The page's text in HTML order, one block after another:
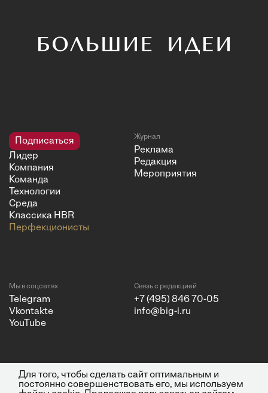
Подписаться
Лидер
Компания
Команда
Технологии
Среда
Классика HBR
Перфекционисты
Журнал
Реклама
Редакция
Мероприятия
Мы в соцсетях
Telegram
Vkontakte
YouTube
Связь с редакцией
+7 (495) 846 70-05
info@big-i.ru
© 2026 ООО "Бизнес Инсайт
Политика конфиденциальности
Для того, чтобы сделать сайт оптимальным и
постоянно совершенствовать его, мы используем